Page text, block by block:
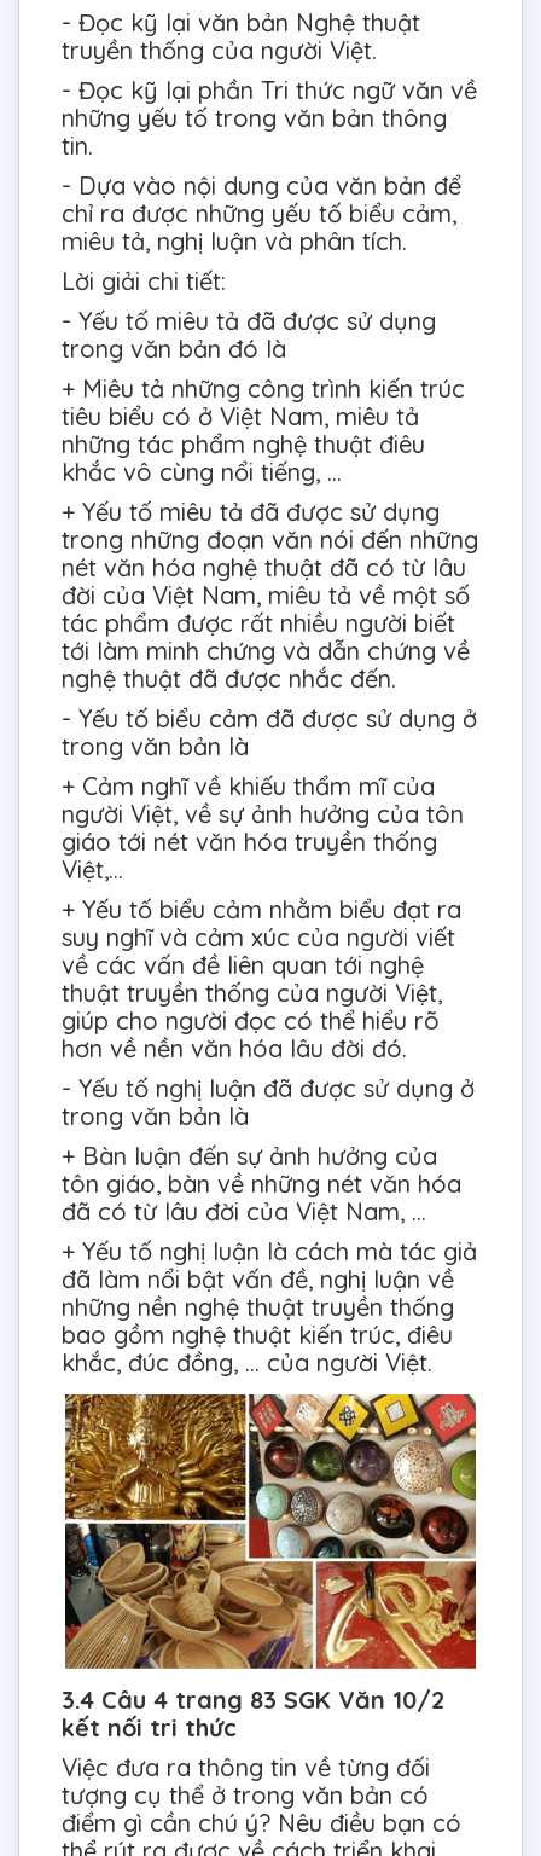
- Đọc kỹ lại văn bản Nghệ thuật
truyền thống của người Việt.
- Đọc kỹ lại phần Tri thức ngữ văn về
những yếu tố trong văn bản thông
tin.
- Dựa vào nội dung của văn bản để
chỉ ra được những yếu tố biểu cảm,
miêu tả, nghị luận và phân tích.
Lời giải chi tiết:
- Yếu tố miêu tả đã được sử dụng
trong văn bản đó là
+ Miêu tả những công trình kiến trúc
tiêu biểu có ở Việt Nam, miêu tả
những tác phẩm nghệ thuật điêu
khắc vô cùng nổi tiếng, …
+ Yếu tố miêu tả đã được sử dụng
trong những đoạn văn nói đến những
nét văn hóa nghệ thuật đã có từ lâu
đời của Việt Nam, miêu tả về một số
tác phẩm được rất nhiều người biết
tới làm minh chứng và dẫn chứng về
nghệ thuật đã được nhắc đến.
- Yếu tố biểu cảm đã được sử dụng ở
trong văn bản là
+ Cảm nghĩ về khiếu thẩm mĩ của
người Việt, về sự ảnh hưởng của tôn
giáo tới nét văn hóa truyền thống
Việt,…
+ Yếu tố biểu cảm nhằm biểu đạt ra
suy nghĩ và cảm xúc của người viết
về các vấn đề liên quan tới nghệ
thuật truyền thống của người Việt,
giúp cho người đọc có thể hiểu rõ
hơn về nền văn hóa lâu đời đó.
- Yếu tố nghị luận đã được sử dụng ở
trong văn bản là
+ Bàn luận đến sự ảnh hưởng của
tôn giáo, bàn về những nét văn hóa
đã có từ lâu đời của Việt Nam, …
+ Yếu tố nghị luận là cách mà tác giả
đã làm nổi bật vấn đề, nghị luận về
những nền nghệ thuật truyền thống
bao gồm nghệ thuật kiến trúc, điêu
khắc, đúc đồng, … của người Việt.
3.4 Câu 4 trang 83 SGK Văn 10/2
kết nối tri thức
Việc đưa ra thông tin về từng đối
tượng cụ thể ở trong văn bản có
điểm gì cần chú ý? Nêu điều bạn có